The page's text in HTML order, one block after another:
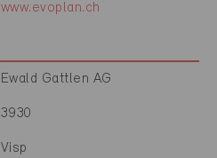
www.evoplan.ch
Ewald Gattlen AG
3930
Visp